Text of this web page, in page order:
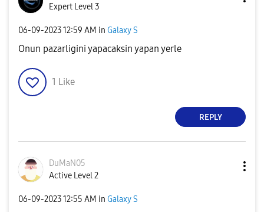
Expert Level 3
‎06-09-202312:59 AM in Galaxy S
Onun pazarligini yapacaksin yapan yerle
1 Like
REPLY
DuMaN05
Active Level 2
‎06-09-202312:55 AM in Galaxy S